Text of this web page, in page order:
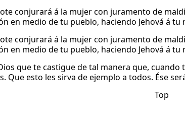
conjurará á la mujer con juramento de
en medio de tu pueblo, haciendo Jehová á
conjurará á la mujer con juramento de
en medio de tu pueblo, haciendo Jehová á
que te castigue de tal manera que,
Que esto les sirva de ejemplo a todos. Ése
Top